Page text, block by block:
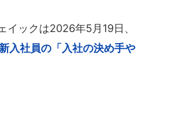
ックは2026年5月19日、
新入社員の「入社の決め手や